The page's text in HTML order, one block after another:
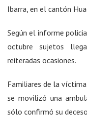
Ibarra, en el cantón
Según el informe
octubre sujetos
reiteradas ocasiones.
Familiares de la
se movilizó una
sólo confirmó su